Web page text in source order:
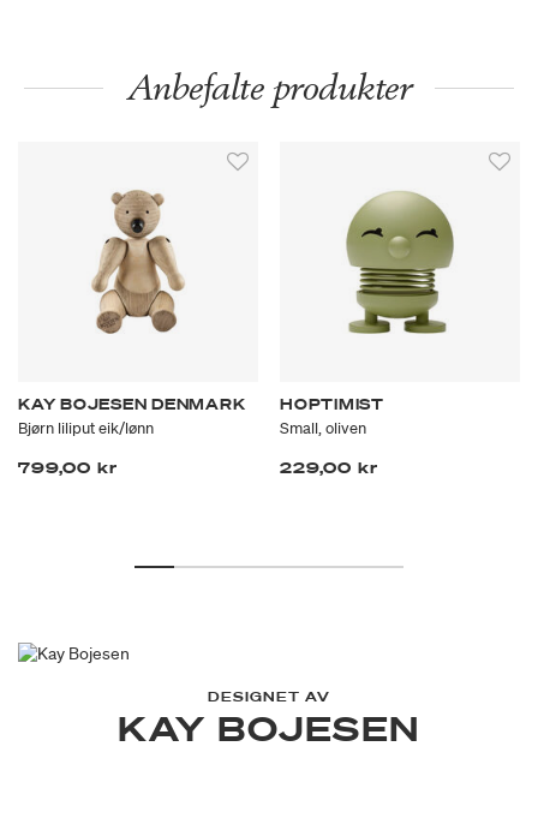
Anbefalte produkter
KAY BOJESEN DENMARK
Bjørn liliput eik/lønn
799,00 kr
HOPTIMIST
Small, oliven
229,00 kr
DESIGNET AV
KAY BOJESEN